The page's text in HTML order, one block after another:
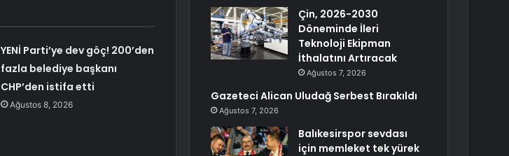
YENİ Parti’ye dev göç! 200’den
fazla belediye başkanı
CHP’den istifa etti
Ağustos 8, 2026
Çin, 2026-2030
Döneminde İleri
Teknoloji Ekipman
İthalatını Artıracak
Ağustos 7, 2026
Gazeteci Alican Uludağ Serbest Bırakıldı
Ağustos 7, 2026
Balıkesirspor sevdası
için memleket tek yürek